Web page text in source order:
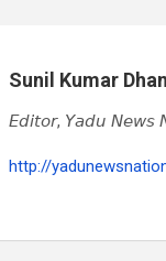
Sunil Kumar
𝘌𝘥𝘪𝘵𝘰𝘳, 𝘠𝘢𝘥𝘶 𝘕𝘦𝘸𝘴
http://